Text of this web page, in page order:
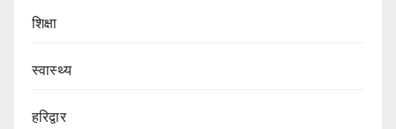
शिक्षा
स्वास्थ्य
हरिद्वार